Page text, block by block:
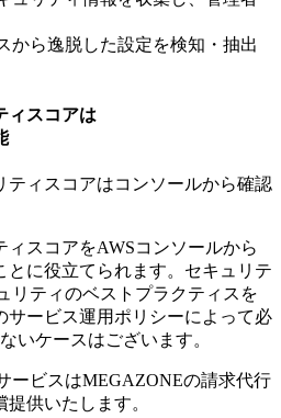
から逸脱した設定を検知・抽出
ィスコアは
スコアをAWSコンソールから
とに役立てられます。セキュリテ
リティのベストプラクティスを
サービス運用ポリシーによって必
いケースはございます。
ービスはMEGAZONEの請求代行
提供いたします。